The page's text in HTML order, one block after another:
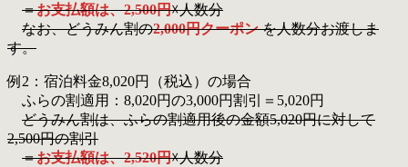
＝お支払額は、2,500円☓人数分
なお、どうみん割の2,000円クーポンを人数分お渡しま
す。
例2：宿泊料金8,020円（税込）の場合
ふらの割適用：8,020円の3,000円割引＝5,020円
どうみん割は、ふらの割適用後の金額5,020円に対して
2,500円の割引
＝お支払額は、2,520円☓人数分